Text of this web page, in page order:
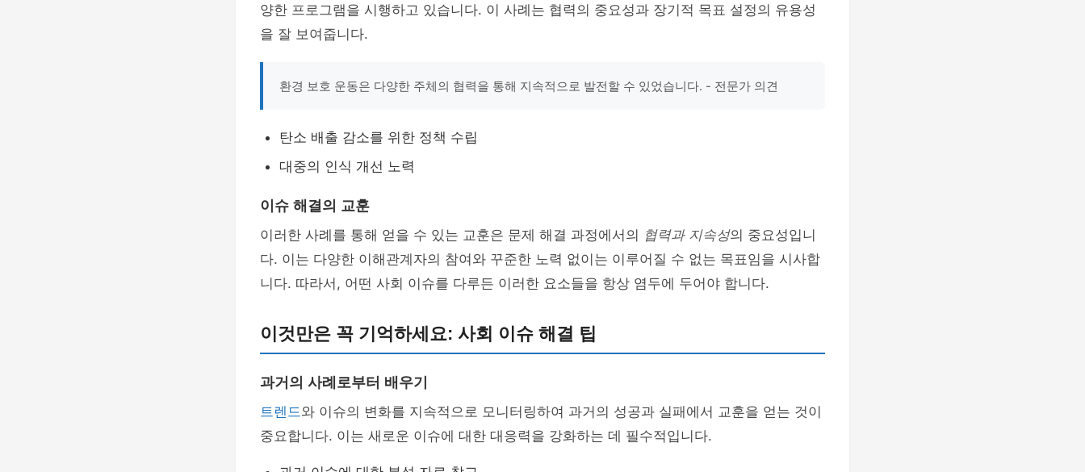
양한 프로그램을 시행하고 있습니다. 이 사례는 협력의 중요성과 장기적 목표 설정의 유용성
을 잘 보여줍니다.
환경 보호 운동은 다양한 주체의 협력을 통해 지속적으로 발전할 수 있었습니다. - 전문가 의견
탄소 배출 감소를 위한 정책 수립
대중의 인식 개선 노력
이슈 해결의 교훈
이러한 사례를 통해 얻을 수 있는 교훈은 문제 해결 과정에서의 협력과 지속성의 중요성입니
다. 이는 다양한 이해관계자의 참여와 꾸준한 노력 없이는 이루어질 수 없는 목표임을 시사합
니다. 따라서, 어떤 사회 이슈를 다루든 이러한 요소들을 항상 염두에 두어야 합니다.
이것만은 꼭 기억하세요: 사회 이슈 해결 팁
과거의 사례로부터 배우기
트렌드와 이슈의 변화를 지속적으로 모니터링하여 과거의 성공과 실패에서 교훈을 얻는 것이
중요합니다. 이는 새로운 이슈에 대한 대응력을 강화하는 데 필수적입니다.